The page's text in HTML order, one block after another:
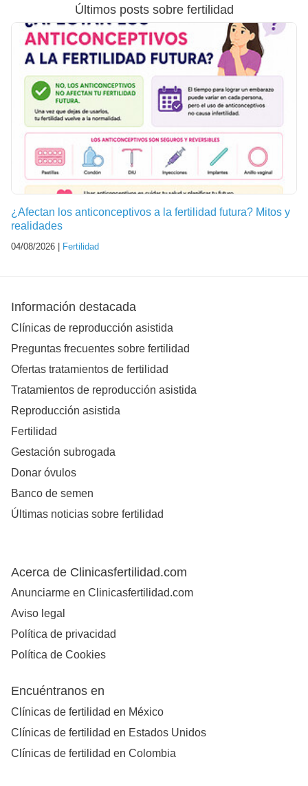
Últimos posts sobre fertilidad
¿Afectan los anticonceptivos a la fertilidad futura? Mitos y
realidades
04/08/2026 | Fertilidad
Información destacada
Clínicas de reproducción asistida
Preguntas frecuentes sobre fertilidad
Ofertas tratamientos de fertilidad
Tratamientos de reproducción asistida
Reproducción asistida
Fertilidad
Gestación subrogada
Donar óvulos
Banco de semen
Últimas noticias sobre fertilidad
Acerca de Clinicasfertilidad.com
Anunciarme en Clinicasfertilidad.com
Aviso legal
Política de privacidad
Política de Cookies
Encuéntranos en
Clínicas de fertilidad en México
Clínicas de fertilidad en Estados Unidos
Clínicas de fertilidad en Colombia